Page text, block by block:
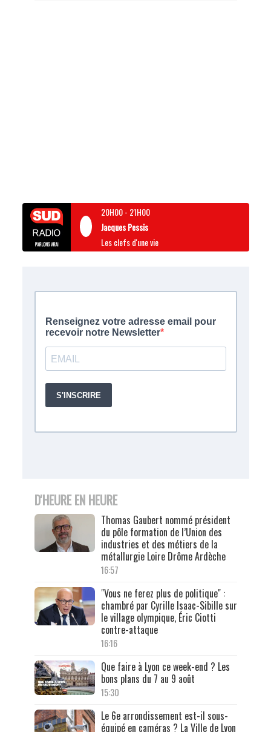
20H00- 21H00
Jacques Pessis
Les clefs d'une vie
D'HEURE EN HEURE
Thomas Gaubert nommé président
du pôle formation de l’Union des
industries et des métiers de la
métallurgie Loire Drôme Ardèche
16:57
"Vous ne ferez plus de politique" :
chambré par Cyrille Isaac-Sibille sur
le village olympique, Éric Ciotti
contre-attaque
16:16
Que faire à Lyon ce week-end ? Les
bons plans du 7 au 9 août
15:30
Le 6e arrondissement est-il sous-
équipé en caméras ? La Ville de Lyon